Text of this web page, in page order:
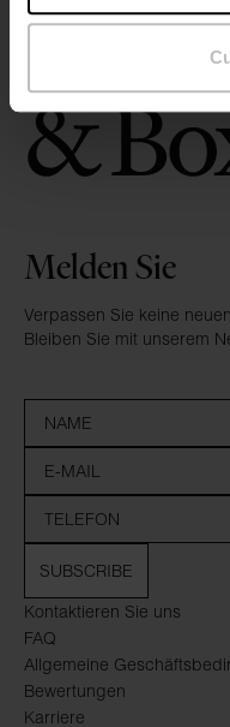
Kontaktieren Sie uns
FAQ
Allgemeine
Bewertungen
Karriere
Melden Sie
Verpassen Sie keine
Bleiben Sie mit unserem
SUBSCRIBE